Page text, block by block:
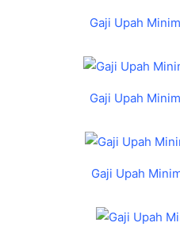
Gaji Upah
Gaji Upah
Gaji Upah